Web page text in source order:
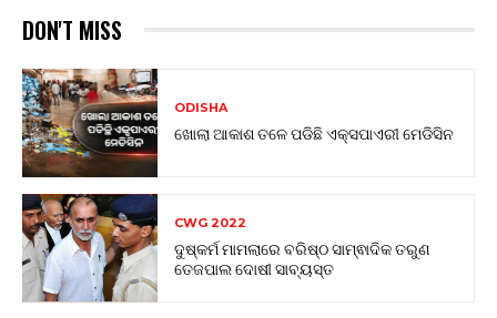
DON'T MISS
ODISHA
ଖୋଲା ଆକାଶ ତଳେ ପଡିଛି ଏକ୍ସପାଏରୀ ମେଡିସିନ
CWG 2022
ଦୁଷ୍କର୍ମ ମାମଲାରେ ବରିଷ୍ଠ ସାମ୍ଵାଦିକ ତରୁଣ
ତେଜପାଲ ଦୋଷୀ ସାବ୍ୟସ୍ତ